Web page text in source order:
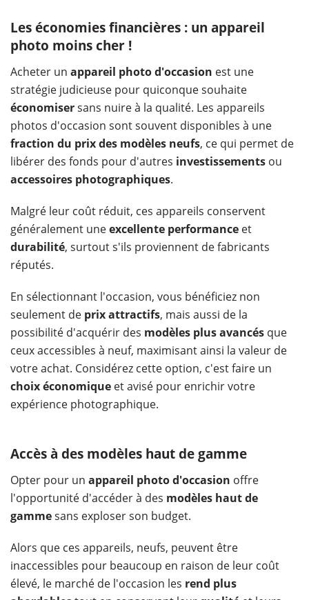
Les économies financières : un appareil
photo moins cher !
Acheter un appareil photo d'occasion est une
stratégie judicieuse pour quiconque souhaite
économisersans nuire à la qualité. Les appareils
photos d'occasion sont souvent disponibles à une
fraction du prix des modèles neufs, ce qui permet de
libérer des fonds pour d'autres investissements ou
accessoires photographiques.
Malgré leur coût réduit, ces appareils conservent
généralement uneexcellente performance et
durabilité, surtout s'ils proviennent de fabricants
réputés.
En sélectionnant l'occasion, vous bénéficiez non
seulement de prix attractifs, mais aussi de la
possibilité d'acquérir des modèles plus avancés que
ceux accessibles à neuf, maximisant ainsi la valeur de
votre achat. Considérez cette option, c'est faire un
choix économique et avisé pour enrichir votre
expérience photographique.
Accès à des modèles haut de gamme
Opter pour un appareil photo d'occasion offre
l'opportunité d'accéder à des modèles haut de
gammesans exploser son budget.
Alors que ces appareils, neufs, peuvent être
inaccessibles pour beaucoup en raison de leur coût
élevé, le marché de l'occasion les rend plus